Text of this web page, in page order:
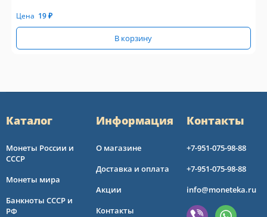
Цена 19₽
В корзину
Каталог
Монеты России и
СССР
Монеты мира
Банкноты СССР и
РФ
Информация
О магазине
Доставка и оплата
Акции
Контакты
Контакты
+7-951-075-98-88
+7-951-075-98-88
info@moneteka.ru